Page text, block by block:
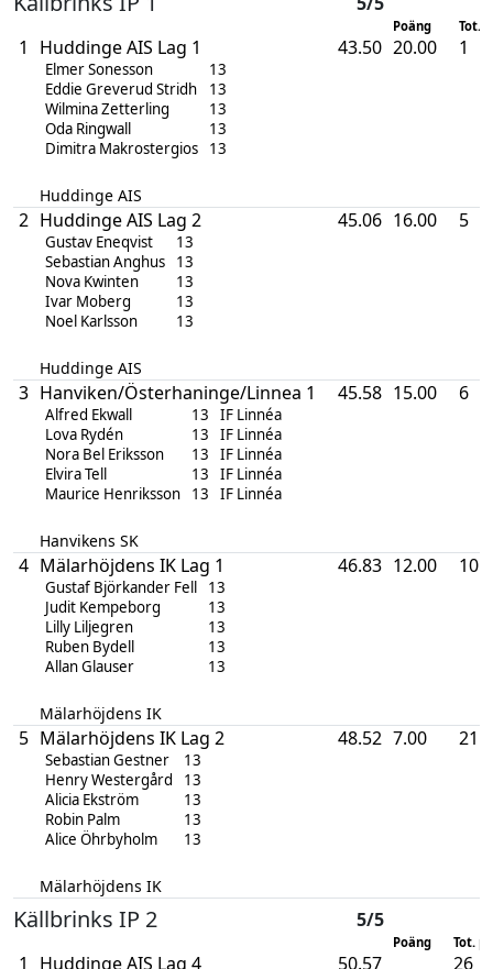
Poäng Tot.
1 Huddinge AIS Lag 1
Elmer Sonesson
13
Eddie Greverud Stridh
13
Wilmina Zetterling
13
Oda Ringwall
13
Dimitra Makrostergios
13
Huddinge AIS
43.50 20.00 1
2 Huddinge AIS Lag 2
Gustav Eneqvist
13
Sebastian Anghus
13
Nova Kwinten
13
Ivar Moberg
13
Noel Karlsson
13
Huddinge AIS
45.06 16.00 5
3 Hanviken/Österhaninge/Linnea 1
Alfred Ekwall 13
IF Linnéa
Lova Rydén
13
IF Linnéa
Nora Bel Eriksson
13
IF Linnéa
Elvira Tell
13
IF Linnéa
Maurice Henriksson
13 IF Linnéa
Hanvikens SK
45.58 15.00 6
4 Mälarhöjdens IK Lag 1
Gustaf Björkander Fell
13
Judit Kempeborg
13
Lilly Liljegren
13
Ruben Bydell
13
Allan Glauser
13
Mälarhöjdens IK
46.83 12.00 10
5 Mälarhöjdens IK Lag 2
Sebastian Gestner
13
Henry Westergård
13
Alicia Ekström
13
Robin Palm
13
Alice Öhrbyholm
13
Mälarhöjdens IK
48.52 7.00 21
Källbrinks IP 2 5/5
Poäng Tot.
1 Huddinge AIS Lag 4 50.57 26